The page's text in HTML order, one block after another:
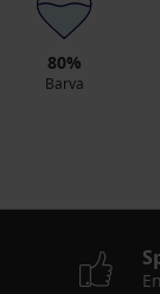
80%
Barva